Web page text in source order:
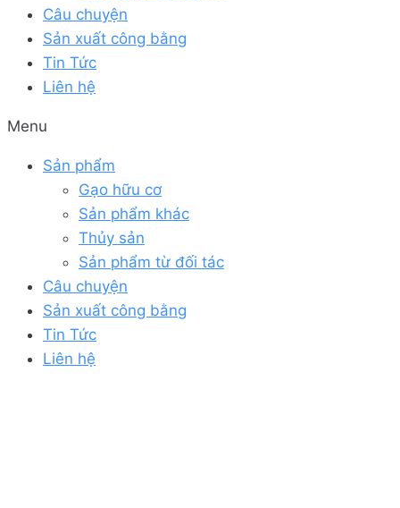
Câu chuyện
Sản xuất công bằng
Tin Tức
Liên hệ
Menu
Sản phẩm
Gạo hữu cơ
Sản phẩm khác
Thủy sản
Sản phẩm từ đối tác
Câu chuyện
Sản xuất công bằng
Tin Tức
Liên hệ